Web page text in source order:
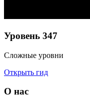
Уровень 347
Сложные уровни
Открыть гид
О нас